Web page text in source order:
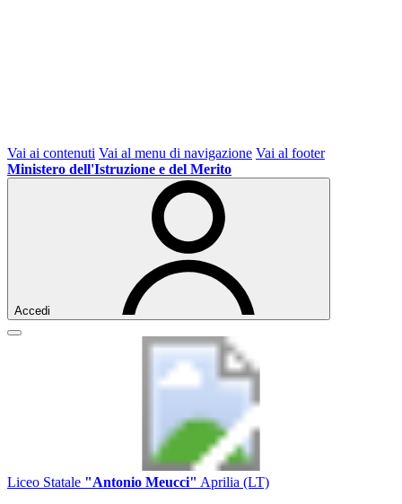
Vai ai contenuti Vai al menu di navigazione Vai al footer
Ministero dell'Istruzione e del Merito
Accedi
Liceo Statale "Antonio Meucci" Aprilia (LT)